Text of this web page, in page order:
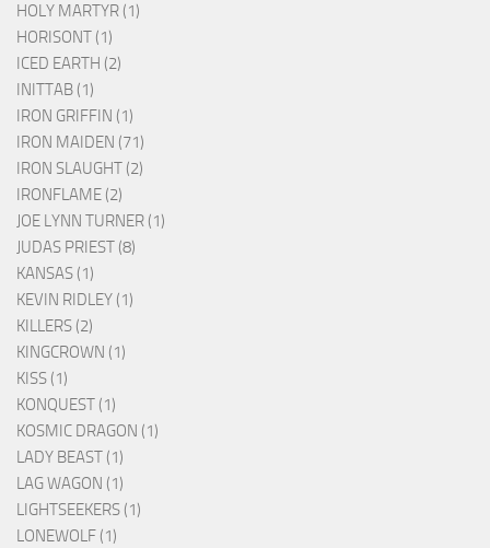
HOLY MARTYR (1)
HORISONT (1)
ICED EARTH (2)
INITTAB (1)
IRON GRIFFIN (1)
IRON MAIDEN (71)
IRON SLAUGHT (2)
IRONFLAME (2)
JOE LYNN TURNER (1)
JUDAS PRIEST (8)
KANSAS (1)
KEVIN RIDLEY (1)
KILLERS (2)
KINGCROWN (1)
KISS (1)
KONQUEST (1)
KOSMIC DRAGON (1)
LADY BEAST (1)
LAG WAGON (1)
LIGHTSEEKERS (1)
LONEWOLF (1)